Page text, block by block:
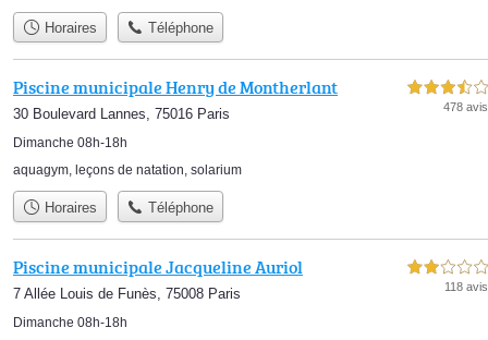
Horaires Téléphone
Piscine municipale Henry de Montherlant
30 Boulevard Lannes, 75016 Paris
Dimanche 08h-18h
3,5 étoiles sur 5
478 avis
aquagym, leçons de natation, solarium
Horaires Téléphone
Piscine municipale Jacqueline Auriol
7 Allée Louis de Funès, 75008 Paris
Dimanche 08h-18h
2,0 étoiles sur 5
118 avis